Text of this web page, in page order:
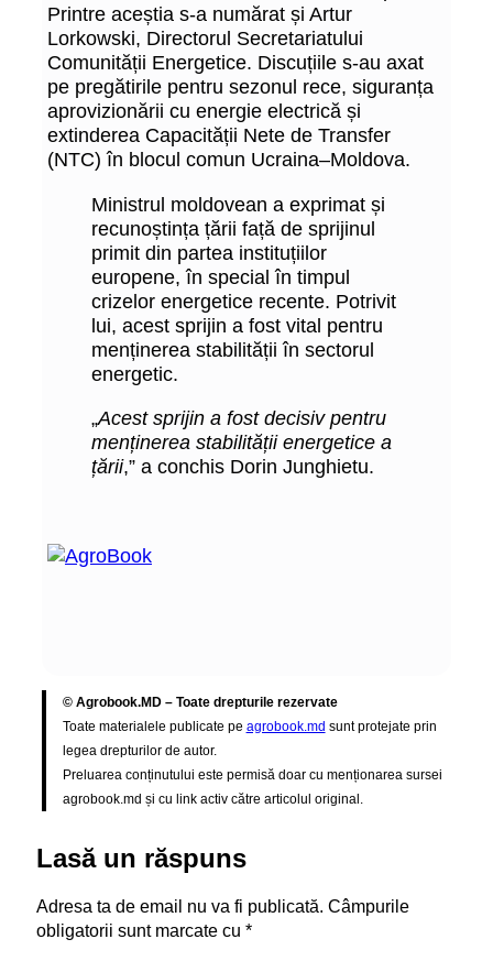
Printre aceștia s-a numărat și Artur
Lorkowski, Directorul Secretariatului
Comunității Energetice. Discuțiile s-au axat
pe pregătirile pentru sezonul rece, siguranța
aprovizionării cu energie electrică și
extinderea Capacității Nete de Transfer
(NTC) în blocul comun Ucraina–Moldova.
Ministrul moldovean a exprimat și
recunoștința țării față de sprijinul
primit din partea instituțiilor
europene, în special în timpul
crizelor energetice recente. Potrivit
lui, acest sprijin a fost vital pentru
menținerea stabilității în sectorul
energetic.
„Acest sprijin a fost decisiv pentru
menținerea stabilității energetice a
țării,” a conchis Dorin Junghietu.
© Agrobook.MD – Toate drepturile rezervate
Toate materialele publicate pe agrobook.md sunt protejate prin
legea drepturilor de autor.
Preluarea conținutului este permisă doar cu menționarea sursei
agrobook.md și cu link activ către articolul original.
Lasă un răspuns
Adresa ta de email nu va fi publicată. Câmpurile
obligatorii sunt marcate cu *